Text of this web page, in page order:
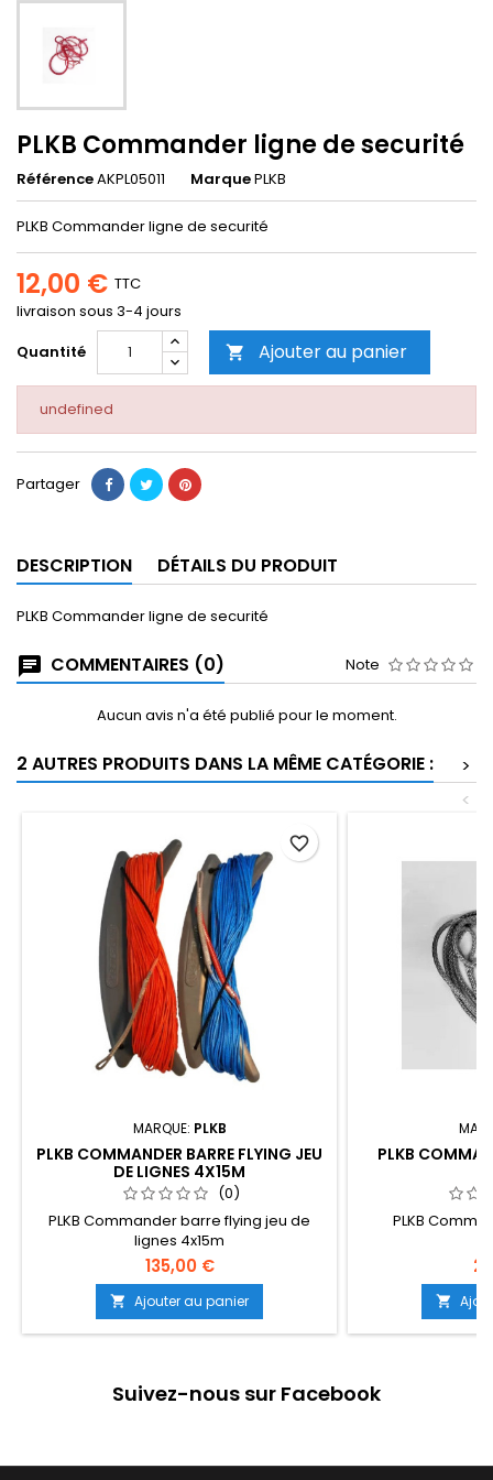
PLKB Commander ligne de securité
RéférenceAKPL05011 MarquePLKB
PLKB Commander ligne de securité
12,00 € TTC
livraison sous 3-4 jours
Quantité
 Ajouter au panier
undefined
Partager
DESCRIPTION DÉTAILS DU PRODUIT
PLKB Commander ligne de securité
COMMENTAIRES (0) Note
Aucun avis n'a été publié pour le moment.
2 AUTRES PRODUITS DANS LA MÊME CATÉGORIE :
>
<
MARQUE: PLKB
PLKB COMMANDER BARRE FLYING JEU
DE LIGNES 4X15M
(0)
PLKB Commander barre flying jeu de
lignes 4x15m
135,00 €
 Ajouter au panier
favorite_border
PLKB
PLKB

Suivez-nous sur Facebook